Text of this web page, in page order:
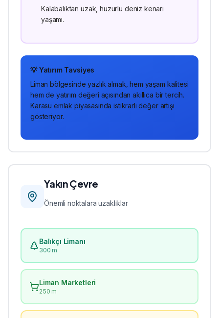
Kalabalıktan uzak, huzurlu deniz kenarı
yaşamı.
💡 Yatırım Tavsiyes
Liman bölgesindeyazlık almak, hem yaşam kalitesi
hem de yatırım değeri açısından akıllıca bir tercih.
Karasu emlak piyasasında istikrarlı değer artışı
gösteriyor.
Yakın Çevre
Önemli noktalara uzaklıklar
Balıkçı Limanı
300 m
Liman Marketleri
250 m